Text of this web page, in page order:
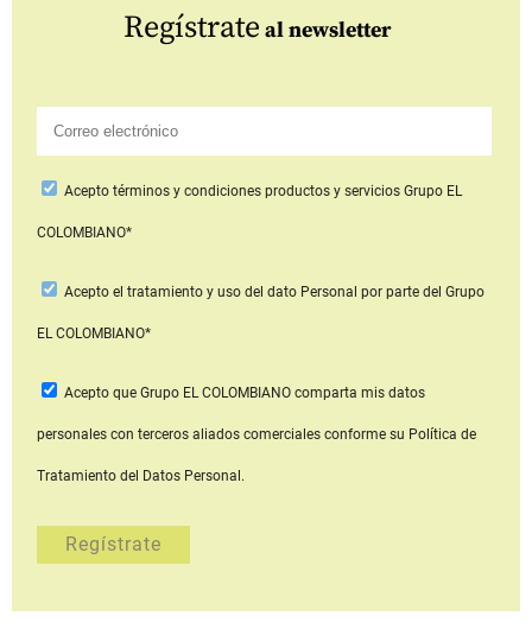
Regístrate al newsletter
Aceptotérminos y condiciones productos y serviciosGrupo EL
COLOMBIANO*
Acepto el tratamiento y uso del dato Personal por parte del Grupo
EL COLOMBIANO*
Acepto que Grupo EL COLOMBIANOcomparta mis datos
personales con terceros aliados comerciales conforme su Política de
Tratamiento del Datos Personal.